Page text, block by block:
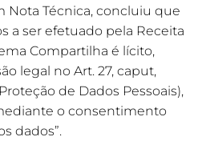
Nota Técnica, concluiu que
a ser efetuado pela Receita
Compartilha é lícito,
legal no Art. 27, caput,
de Dados Pessoais),
o consentimento
dados”.